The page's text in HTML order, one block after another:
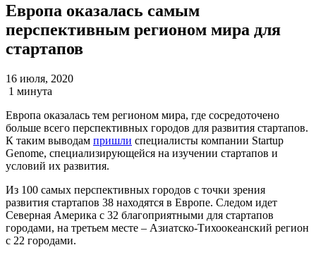
Европа оказалась самым
перспективным регионом мира для
стартапов
16 июля, 2020
1 минута
Европа оказалась тем регионом мира, где сосредоточено
больше всего перспективных городов для развития стартапов.
К таким выводам пришли специалисты компании Startup
Genome, специализирующейся на изучении стартапов и
условий их развития.
Из 100 самых перспективных городов с точки зрения
развития стартапов 38 находятся в Европе. Следом идет
Северная Америка с 32 благоприятными для стартапов
городами, на третьем месте – Азиатско-Тихоокеанский регион
с 22 городами.